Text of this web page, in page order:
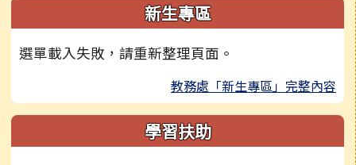
新生專區
選單載入失敗，請重新整理頁面。
教務處「新生專區」完整內容
學習扶助